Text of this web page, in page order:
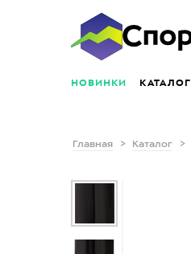
НОВИНКИ КАТАЛОГ
Главная Каталог